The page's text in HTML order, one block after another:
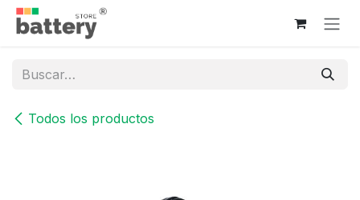
Ir al contenido
Todos los productos